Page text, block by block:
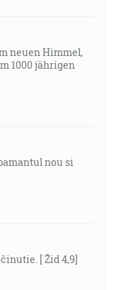
neuen Himmel,
1000 jährigen
nou si
[ Žid 4,9]